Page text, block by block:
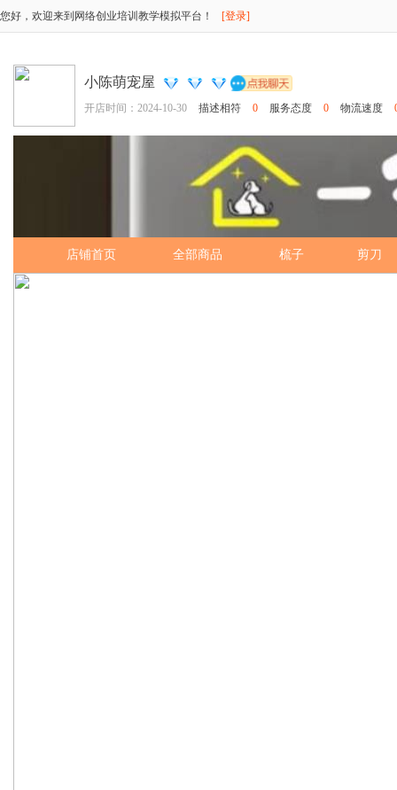
您好，欢迎来到网络创业培训教学模拟平台！ [登录]
小陈萌宠屋
开店时间：2024-10-30 描述相符 0 服务态度 0 物流速度
店铺首页 全部商品 梳子 剪刀